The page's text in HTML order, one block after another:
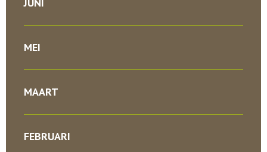
MEI
MAART
FEBRUARI